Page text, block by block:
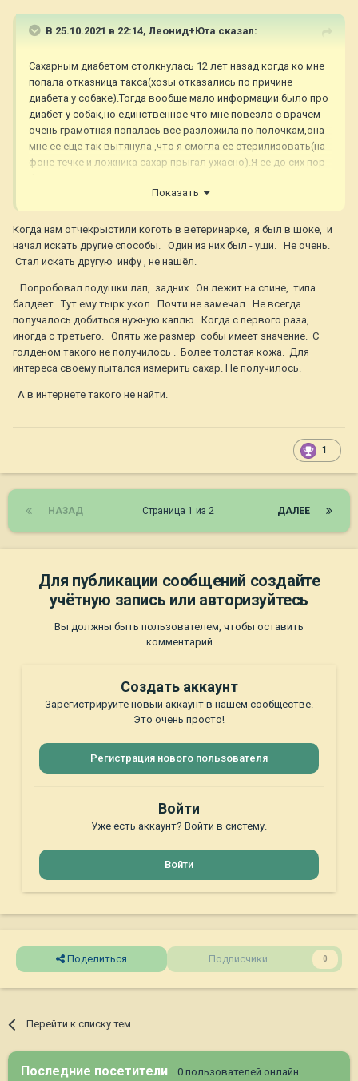
В 25.10.2021 в 22:14, Леонид+Юта сказал:
Сахарным диабетом столкнулась 12 лет назад когда ко мне
попала отказница такса(хозы отказались по причине
диабета у собаке).Тогда вообще мало информации было про
диабет у собак,но единственное что мне повезло с врачём
очень грамотная попалась все разложила по полочкам,она
мне ее ещё так вытянула ,что я смогла ее стерилизовать(на
фоне течке и ложника сахар прыгал ужасно).Я ее до сих пор
года.Сидели мы на Протофане доза была очень
стабильный,только за полгода до ее ухода сахар начал
скакать.До своего 18 летия не дожила 3 месяца.Но у на ещё
был букет болезний(три микроинсульта,диабетическая
из подушечки лап,из ушка нам не подошло она очень сильно
дергалась и я ей распорола ушко.
Показать
Когда нам отчекрыстили коготь в ветеринарке, я был в шоке, и
начал искать другие способы. Один из них был - уши. Не очень.
Стал искать другую инфу , не нашёл.
Попробовал подушки лап, задних. Он лежит на спине, типа
балдеет. Тут ему тырк укол. Почти не замечал. Не всегда
получалось добиться нужную каплю. Когда с первого раза,
иногда с третьего. Опять же размер собы имеет значение. С
голденом такого не получилось . Более толстая кожа. Для
интереса своему пытался измерить сахар. Не получилось.
А в интернете такого не найти.
1
НАЗАД ДАЛЕЕ
Страница 1 из 2
Для публикации сообщений создайте
учётную запись или авторизуйтесь
Вы должны быть пользователем, чтобы оставить
комментарий
Создать аккаунт
Зарегистрируйте новый аккаунт в нашем сообществе.
Это очень просто!
Регистрация нового пользователя
Войти
Уже есть аккаунт? Войти в систему.
Войти
Поделиться Подписчики 0
Перейти к списку тем
Последние посетители 0 пользователей онлайн